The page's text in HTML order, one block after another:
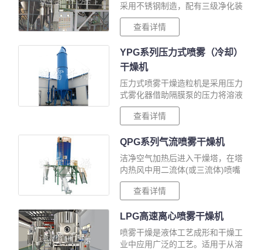
采用不锈钢制造，配有三级净化装
置
查看详情
YPG系列压力式喷雾（冷却）
干燥机
压力式喷雾干燥造粒机是采用压力
式雾化器借助隔膜泵的压力将溶液
或浆状的物料雾化成
查看详情
QPG系列气流喷雾干燥机
洁净空气加热后进入干燥塔，在塔
内热风中用二流体(或三流体)喷嘴
将各种料液物化成微小液滴，与热
风进行快速热交换，蒸发掉液料中
获得粉···
查看详情
LPG高速离心喷雾干燥机
喷雾干燥是液体工艺成形和干燥工
业中应用广泛的工艺。适用于从溶